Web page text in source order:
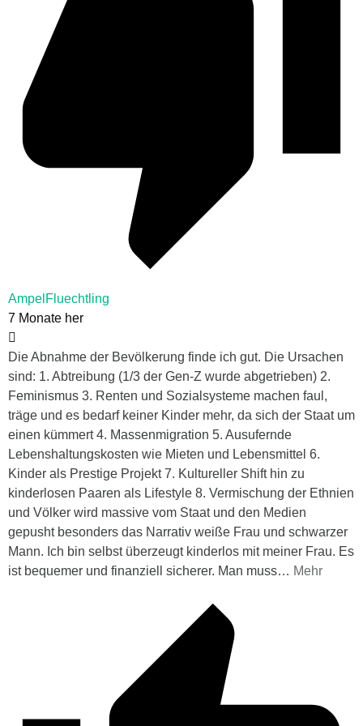
AmpelFluechtling
7 Monate her
Die Abnahme der Bevölkerung finde ich gut. Die Ursachen
sind: 1. Abtreibung (1/3 der Gen-Z wurde abgetrieben) 2.
Feminismus 3. Renten und Sozialsysteme machen faul,
träge und es bedarf keiner Kinder mehr, da sich der Staat um
einen kümmert 4. Massenmigration 5. Ausufernde
Lebenshaltungskosten wie Mieten und Lebensmittel 6.
Kinder als Prestige Projekt 7. Kultureller Shift hin zu
kinderlosen Paaren als Lifestyle 8. Vermischung der Ethnien
und Völker wird massive vom Staat und den Medien
gepusht besonders das Narrativ weiße Frau und schwarzer
Mann. Ich bin selbst überzeugt kinderlos mit meiner Frau. Es
ist bequemer und finanziell sicherer. Man muss… Mehr